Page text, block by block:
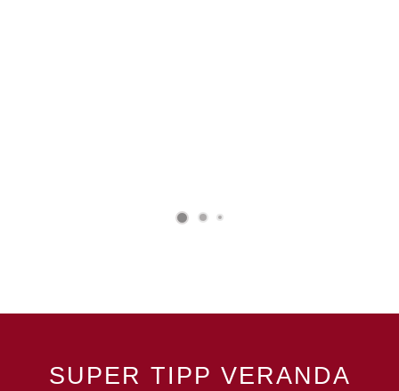
SUPER TIPP VERANDA